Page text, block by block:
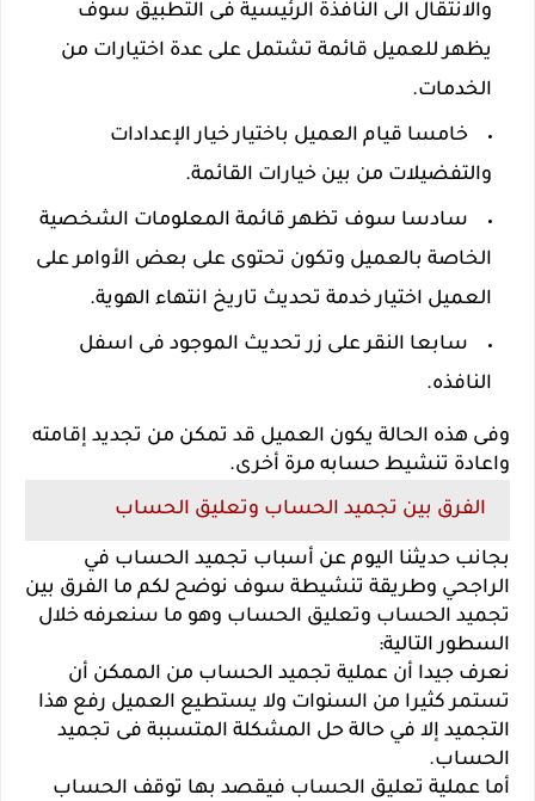
والانتقال الى النافذة الرئيسية فى التطبيق سوف
يظهر للعميل قائمة تشتمل على عدة اختيارات من
الخدمات.
خامسا قيام العميل باختيار خيار الإعدادات
والتفضيلات من بين خيارات القائمة.
سادسا سوف تظهر قائمة المعلومات الشخصية
الخاصة بالعميل وتكون تحتوى على بعض الأوامر على
العميل اختيار خدمة تحديث تاريخ انتهاء الهوية.
سابعا النقر على زر تحديث الموجود فى اسفل
النافذه.
وفى هذه الحالة يكون العميل قد تمكن من تجديد إقامته
واعادة تنشيط حسابه مرة أخرى.
الفرق بين تجميد الحساب وتعليق الحساب
بجانب حديثنا اليوم عن أسباب تجميد الحساب في
الراجحي وطريقة تنشيطة سوف نوضح لكم ما الفرق بين
تجميد الحساب وتعليق الحساب وهو ما سنعرفه خلال
السطور التالية:
نعرف جيدا أن عملية تجميد الحساب من الممكن أن
تستمر كثيرا من السنوات ولا يستطيع العميل رفع هذا
التجميد إلا في حالة حل المشكلة المتسببة فى تجميد
الحساب.
أما عملية تعليق الحساب فيقصد بها توقف الحساب